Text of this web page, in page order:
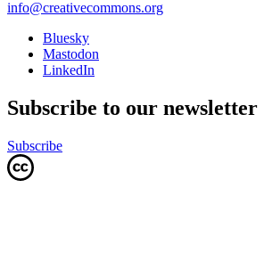
info@creativecommons.org
Bluesky
Mastodon
LinkedIn
Subscribe to our newsletter
Subscribe